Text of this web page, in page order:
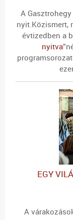
A
nyit.Közismert,
évtizedben a
nyitva
EGY
A